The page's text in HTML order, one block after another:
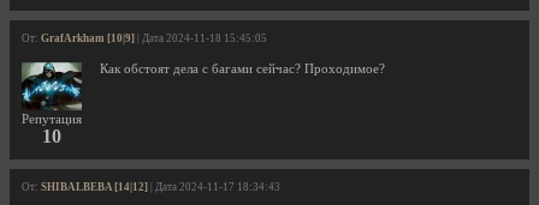
От: GrafArkham [10|9] | Дата 2024-11-18 15:45:05
Репутация
10
Как обстоят дела с багами сейчас? Проходимое?
От: SHIBALBEBA [14|12] | Дата 2024-11-17 18:34:43